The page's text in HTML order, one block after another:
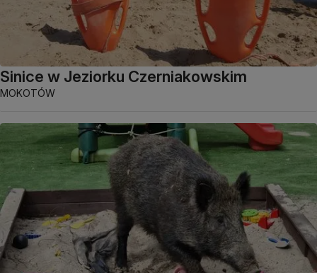
Sinice w Jeziorku Czerniakowskim
MOKOTÓW